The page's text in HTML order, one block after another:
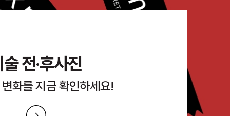
전·후사진
화를 지금 확인하세요!